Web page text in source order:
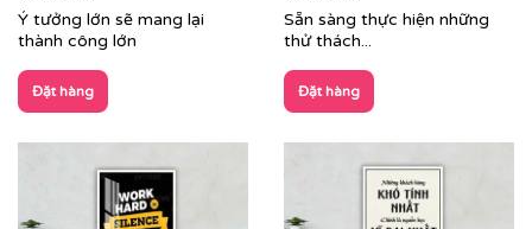
Tranh dự án trang trí văn phòng tập đoàn Zamil
Ý tưởng lớn sẽ mang lại
thành công lớn
Đặt hàng
Sẵn sàng thực hiện những
thử thách...
Đặt hàng